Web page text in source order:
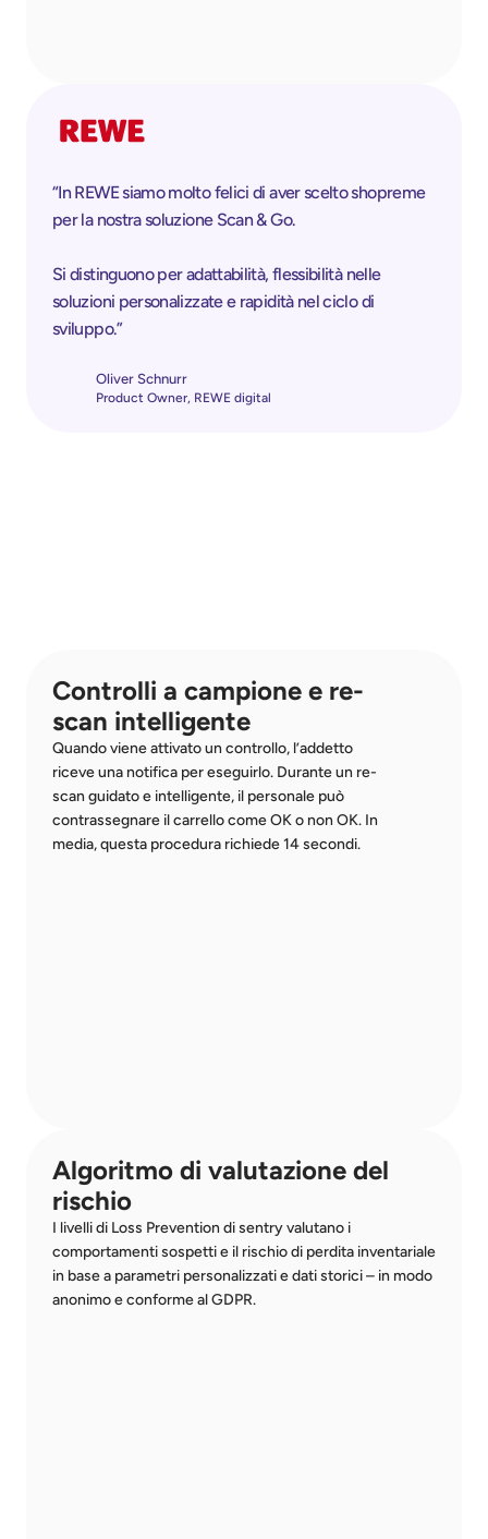
“In REWE siamo molto felici di aver scelto shopreme
per la nostra soluzione Scan & Go.
Si distinguono per adattabilità, flessibilità nelle
soluzioni personalizzate e rapidità nel ciclo di
sviluppo.”
Oliver Schnurr
Product Owner, REWE digital
Controlli a campione e re-
scan intelligente
Quando viene attivato un controllo, l’addetto
riceve una notifica per eseguirlo. Durante un re-
scan guidato e intelligente, il personale può
contrassegnare il carrello come OK o non OK. In
media, questa procedura richiede 14 secondi.
Algoritmo di valutazione del
rischio
I livelli di Loss Prevention di sentry valutano i
comportamenti sospetti e il rischio di perdita inventariale
in base a parametri personalizzati e dati storici – in modo
anonimo e conforme al GDPR.